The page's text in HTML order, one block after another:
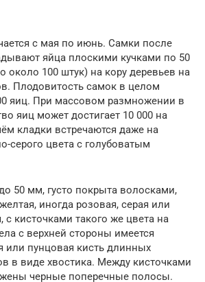
с мая по июнь. Самки после
яйца плоскими кучками по 50
около 100 штук) на кору деревьев на
Плодовитость самок в целом
яиц. При массовом размножении в
яиц может достигает 10 000 на
кладки встречаются даже на
серого цвета с голубоватым
50 мм, густо покрыта волосками,
иногда розовая, серая или
с кисточками такого же цвета на
с верхней стороны имеется
или пунцовая кисть длинных
в виде хвостика. Между кисточками
черные поперечные полосы.